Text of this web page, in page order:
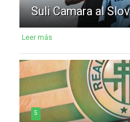
Suli Camara al
Leer más
5